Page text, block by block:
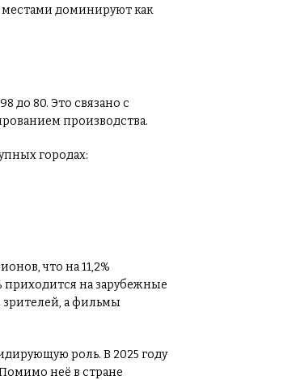
местами доминируют как
до 80. Это связано с
производства.
городах:
что на 11,2%
приходится на зарубежные
а фильмы
роль. В 2025 году
неё в стране